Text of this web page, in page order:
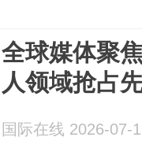
全球媒体聚
人领域抢占
国际在线 2026-07-